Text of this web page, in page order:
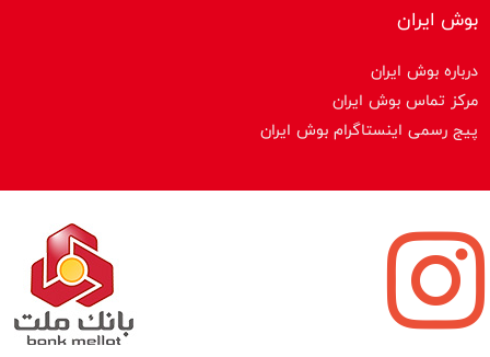
بوش ایران
درباره بوش ایران
مرکز تماس بوش ایران
پیج رسمی اینستاگرام بوش ایران